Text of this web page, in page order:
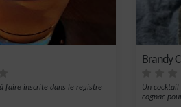
faire inscrite dans le registre
Brandy
Un
cognac